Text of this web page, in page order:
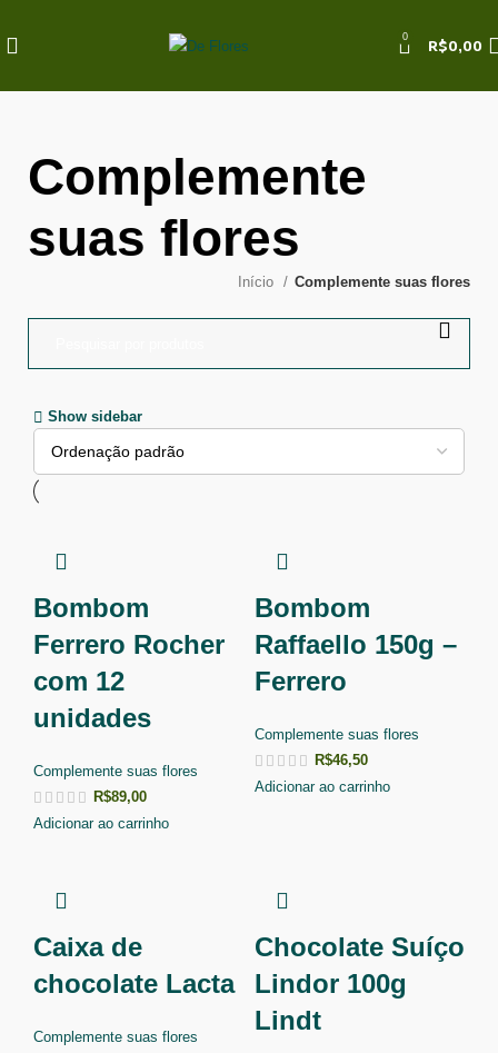
0 R$0,00
Complemente
suas flores
Início Complemente suas flores
Show sidebar
Bombom
Ferrero Rocher
com 12
unidades
Complemente suas flores
R$89,00
Adicionar ao carrinho
Bombom
Raffaello 150g –
Ferrero
Complemente suas flores
R$46,50
Adicionar ao carrinho
Caixa de
chocolate Lacta
Complemente suas flores
Chocolate Suíço
Lindor 100g
Lindt